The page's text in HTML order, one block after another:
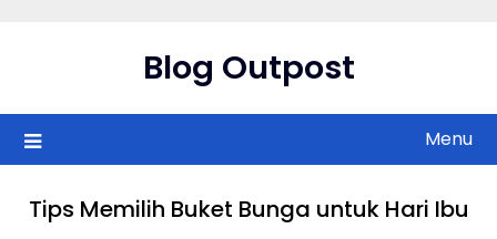
Blog Outpost
Menu
Tips Memilih Buket Bunga untuk Hari Ibu